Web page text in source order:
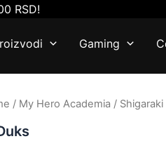
RSD!
Gaming
/ My Hero Academia /